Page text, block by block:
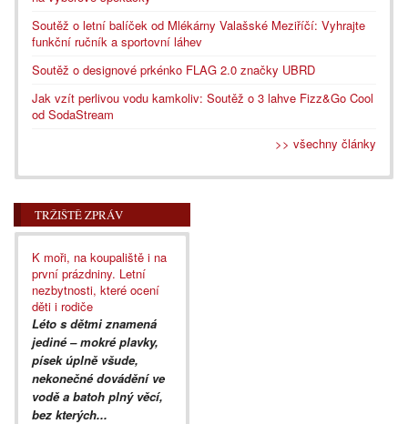
Soutěž o letní balíček od Mlékárny Valašské Meziříčí: Vyhrajte
funkční ručník a sportovní láhev
Soutěž o designové prkénko FLAG 2.0 značky UBRD
Jak vzít perlivou vodu kamkoliv: Soutěž o 3 lahve Fizz&Go Cool
od SodaStream
>> všechny články
TRŽIŠTĚ ZPRÁV
K moři, na koupaliště i na
první prázdniny. Letní
nezbytnosti, které ocení
děti i rodiče
Léto s dětmi znamená
jediné – mokré plavky,
písek úplně všude,
nekonečné dovádění ve
vodě a batoh plný věcí,
bez kterých...